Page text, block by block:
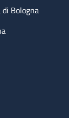
Bologna